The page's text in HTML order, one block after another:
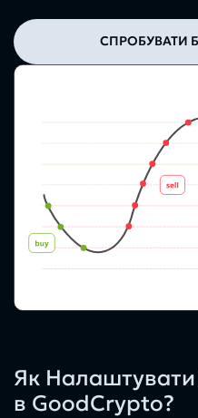
СПРОБУВАТИ
Як Налаштувати
в GoodCrypto?